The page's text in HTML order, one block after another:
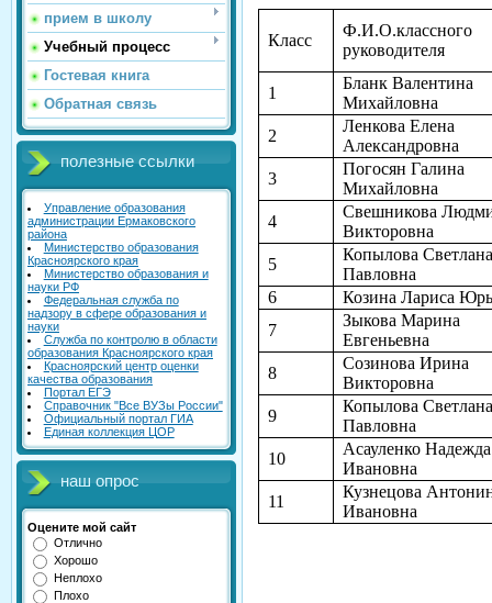
прием в школу
Учебный процесс
Гостевая книга
Обратная связь
полезные ссылки
Управление образования
администрации Ермаковского
района
Министерство образования
Красноярского края
Министерство образования и
науки РФ
Федеральная служба по
надзору в сфере образования и
науки
Служба по контролю в области
образования Красноярского края
Красноярский центр оценки
качества образования
Портал ЕГЭ
Справочник "Все ВУЗы России"
Официальный портал ГИА
Единая коллекция ЦОР
наш опрос
Оцените мой сайт
Отлично
Хорошо
Неплохо
Плохо
Класс
Ф.И.О.классного
руководителя
1
Бланк Валентина
Михайловна
2
Ленкова Елена
Александровна
3
Погосян Галина
Михайловна
4
Свешникова
Викторовна
5
Копылова
Павловна
6
Козина Лариса
7
Зыкова Марина
Евгеньевна
8
Созинова Ирина
Викторовна
9
Копылова
Павловна
10
Асауленко Надежда
Ивановна
11
Кузнецова
Ивановна